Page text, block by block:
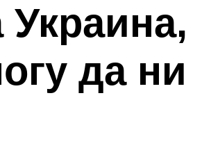
Украина,
да ни